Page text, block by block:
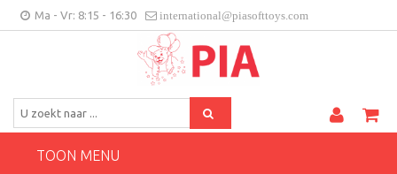
Ma - Vr: 8:15 - 16:30 international@piasofttoys.com
Klantenfeedback
BE/NL
TOON MENU